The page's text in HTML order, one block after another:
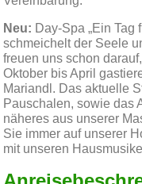
Neu: Day-Spa „Ein Tag
schmeichelt der Seele
freuen uns schon
Oktober bis April
Mariandl. Das aktuelle
Pauschalen, sowie das
näheres aus unserer
Sie immer auf unserer
mit unseren